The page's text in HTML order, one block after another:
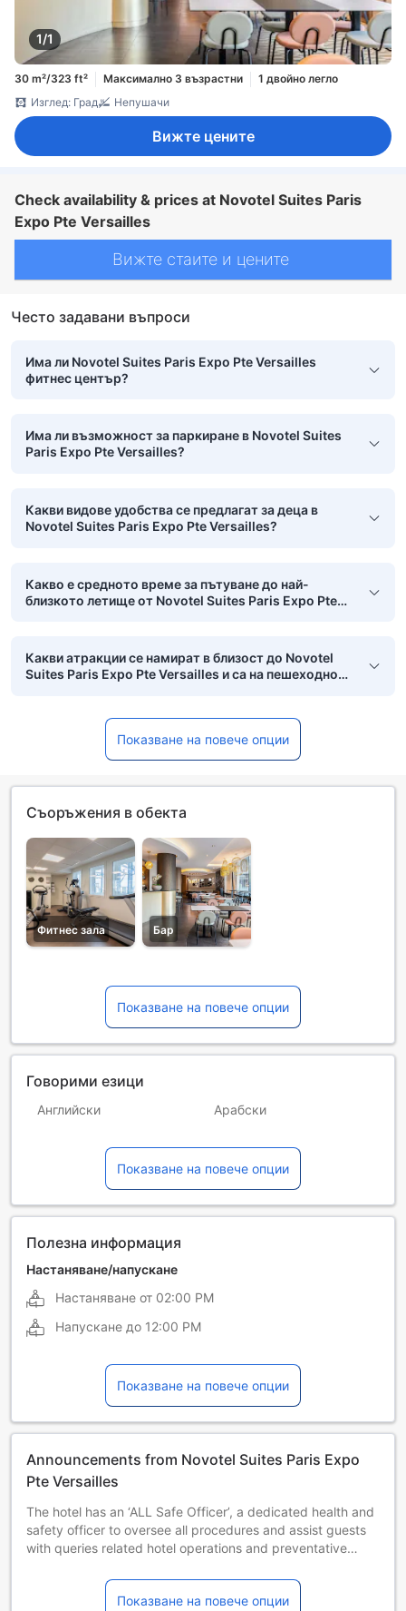
1/1
30 m²/323 ft² Максимално 3 възрастни
1 двойно легло
Изглед: Град
Непушачи
Вижте цените
Check availability & prices at Novotel Suites Paris
Expo Pte Versailles
Вижте стаите и цените
Често задавани въпроси
Има ли Novotel Suites Paris Expo Pte Versailles
фитнес център?
Има ли възможност за паркиране в Novotel Suites
Paris Expo Pte Versailles?
Какви видове удобства се предлагат за деца в
Novotel Suites Paris Expo Pte Versailles?
Какво е средното време за пътуване до най-
близкото летище от Novotel Suites Paris Expo Pte
Какви атракции се намират в близост до Novotel
Suites Paris Expo Pte Versailles и са на пешеходно
Показване на повече опции
Съоръжения в обекта
Фитнес зала Бар
Показване на повече опции
Говорими езици
Английски Арабски
Португалски
Френски Хинди
Показване на повече опции
Полезна информация
Настаняване/напускане
Настаняване от 02:00 PM
Напускане до 12:00 PM
Показване на повече опции
Announcements from Novotel Suites Paris Expo
Pte Versailles
The hotel has an ‘ALL Safe Officer’, a dedicated health and
safety officer to oversee all procedures and assist guests
with queries related hotel operations and preventative
Food and beverage options such as breakfast might be
limited or unavailable during this time. Please contact the
Показване на повече опции